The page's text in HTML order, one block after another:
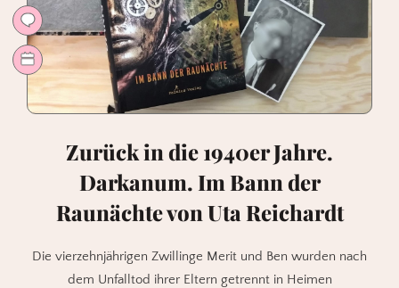
Zurück in die 1940er Jahre.
Darkanum. Im Bann der
Raunächte von Uta Reichardt
Die vierzehnjährigen Zwillinge Merit und Ben wurden nach
dem Unfalltod ihrer Eltern getrennt in Heimen